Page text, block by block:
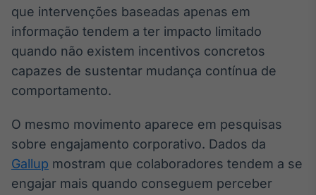
dados para
displays e telas
Broadcast
conteúdos
Soluções de
Tecnologia
Broadcast
que intervenções baseadas apenas em
informação tendem a ter impacto limitado
quando não existem incentivos concretos
capazes de sustentar mudança contínua de
comportamento.
O mesmo movimento aparece em pesquisas
sobre engajamento corporativo. Dados da
Gallup mostram que colaboradores tendem a se
engajar mais quando conseguem perceber